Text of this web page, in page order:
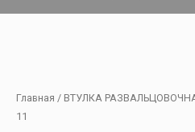
Главная / ВТУЛКА
11